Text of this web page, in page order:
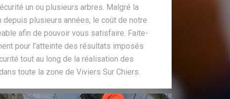
un ou plusieurs arbres. Malgré la
plusieurs années, le coût de notre
afin de pouvoir vous satisfaire. Faite-
pour l’atteinte des résultats imposés
tout au long de la réalisation des
toute la zone de Viviers Sur Chiers.